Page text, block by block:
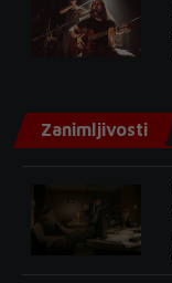
Zanimljivosti